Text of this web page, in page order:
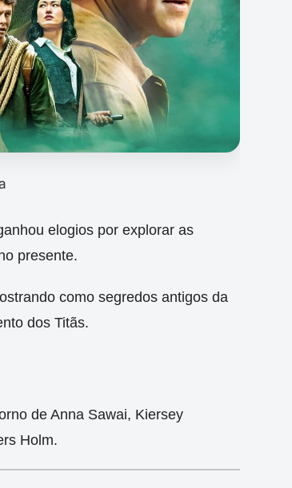
elogios por explorar as
presente.
como segredos antigos da
dos Titãs.
de Anna Sawai, Kiersey
Holm.